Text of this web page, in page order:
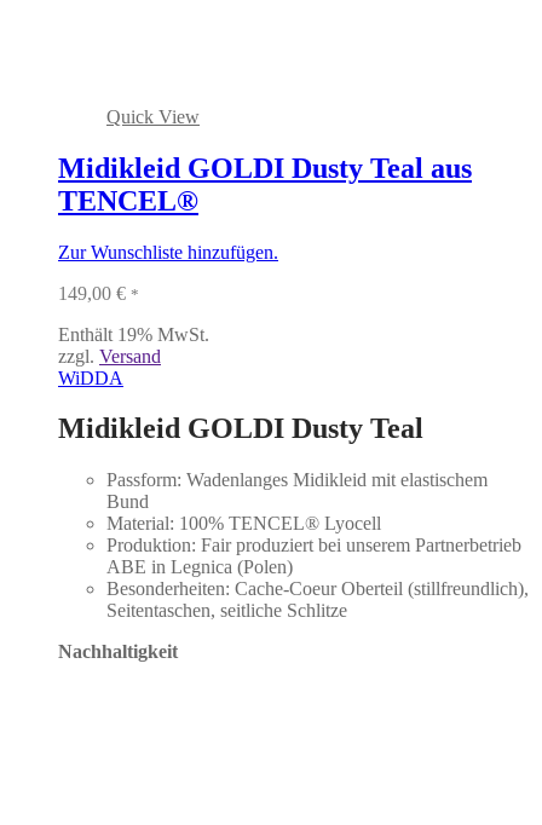
Quick View
Midikleid GOLDI Dusty Teal aus
TENCEL®
Zur Wunschliste hinzufügen.
149,00 € *
Enthält 19% MwSt.
zzgl. Versand
WiDDA
Midikleid GOLDI Dusty Teal
Passform: Wadenlanges Midikleid mit elastischem
Bund
Material: 100% TENCEL® Lyocell
Produktion: Fair produziert bei unserem Partnerbetrieb
ABE in Legnica (Polen)
Besonderheiten: Cache-Coeur Oberteil (stillfreundlich),
Seitentaschen, seitliche Schlitze
Nachhaltigkeit